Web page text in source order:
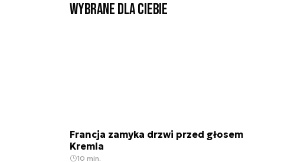
Wybrane dla Ciebie
Francja zamyka drzwi przed głosem
Kremla
10 min.